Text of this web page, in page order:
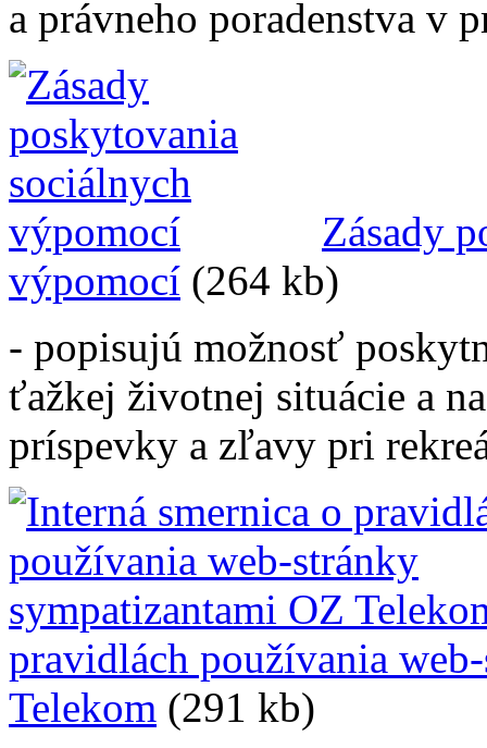
a právneho poradenstva v
Zásady
výpomocí (264 kb)
- popisujú možnosť
ťažkej životnej situácie a
príspevky a zľavy pri
pravidlách používania
Telekom (291 kb)